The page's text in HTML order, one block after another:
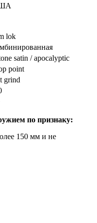
lok
satin / apocalyptic
point
grind
по признаку:
150 мм и не